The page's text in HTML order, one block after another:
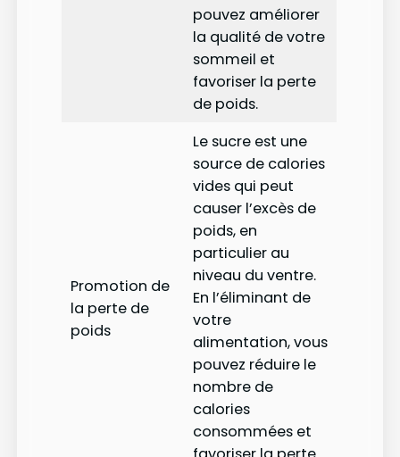
pouvez améliorer
la qualité de votre
sommeil et
favoriser la perte
de poids.
Promotion de
la perte de
poids
Le sucre est une
source de calories
vides qui peut
causer l’excès de
poids, en
particulier au
niveau du ventre.
En l’éliminant de
votre
alimentation, vous
pouvez réduire le
nombre de
calories
consommées et